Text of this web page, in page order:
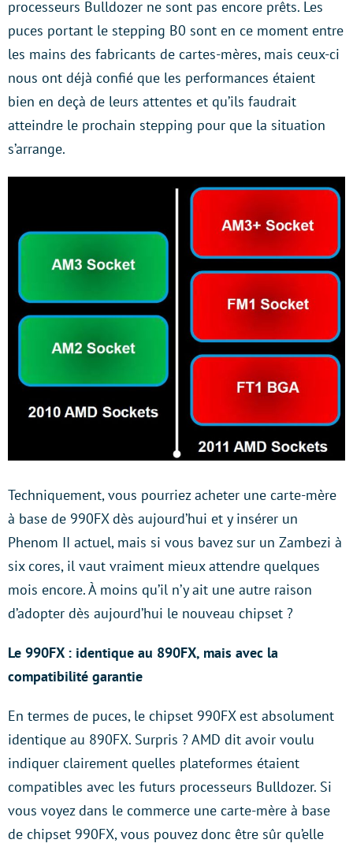
processeurs Bulldozer ne sont pas encore prêts. Les
puces portant le stepping B0 sont en ce moment entre
les mains des fabricants de cartes-mères, mais ceux-ci
nous ont déjà confié que les performances étaient
bien en deçà de leurs attentes et qu’ils faudrait
atteindre le prochain stepping pour que la situation
s’arrange.
Techniquement, vous pourriez acheter une carte-mère
à base de 990FX dès aujourd’hui et y insérer un
Phenom II actuel, mais si vous bavez sur un Zambezi à
six cores, il vaut vraiment mieux attendre quelques
mois encore. À moins qu’il n’y ait une autre raison
d’adopter dès aujourd’hui le nouveau chipset ?
Le 990FX : identique au 890FX, mais avec la
compatibilité garantie
En termes de puces, le chipset 990FX est absolument
identique au 890FX. Surpris ? AMD dit avoir voulu
indiquer clairement quelles plateformes étaient
compatibles avec les futurs processeurs Bulldozer. Si
vous voyez dans le commerce une carte-mère à base
de chipset 990FX, vous pouvez donc être sûr qu’elle